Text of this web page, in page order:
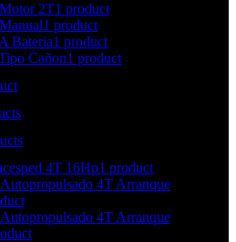
2T1 product
1 product
Bateria1 product
Cañon1 product
4T 16Hp1 product
4T Arranque
4T Arranque